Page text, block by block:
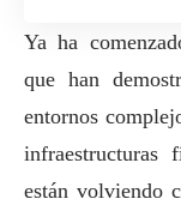
Ya ha
que han
entornos
infraestructuras
están volviendo